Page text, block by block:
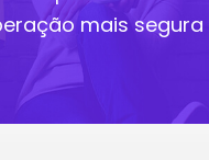
mais segura